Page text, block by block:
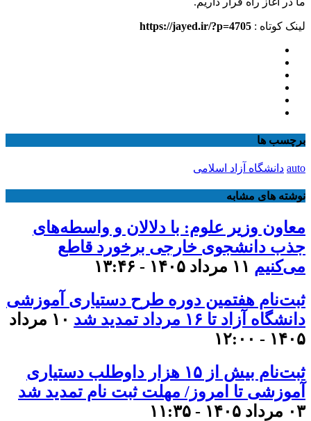
لینک کوتاه : https://jayed.ir/?p=4705
برچسب ها
auto دانشگاه آزاد اسلامی
نوشته های مشابه
معاون وزیر علوم: با دلالان و واسطه‌های
جذب دانشجوی خارجی برخورد قاطع
می‌کنیم ۱۱ مرداد ۱۴۰۵ - ۱۳:۴۶
ثبت‌نام هفتمین دوره طرح دستیاری آموزشی
دانشگاه آزاد تا ۱۶ مرداد تمدید شد
۱۰ مرداد
۱۴۰۵ - ۱۲:۰۰
ثبت‌نام بیش از ۱۵ هزار داوطلب دستیاری
آموزشی تا امروز/ مهلت ثبت نام تمدید شد
۰۳ مرداد ۱۴۰۵ - ۱۱:۳۵